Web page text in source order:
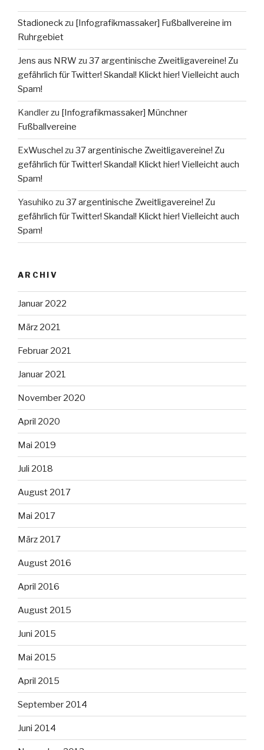
Stadioneckzu [Infografikmassaker] Fußballvereine im
Ruhrgebiet
Jens aus NRW zu 37 argentinische Zweitligavereine! Zu
gefährlich für Twitter! Skandal! Klickt hier! Vielleicht auch
Spam!
Kandlerzu [Infografikmassaker] Münchner
Fußballvereine
ExWuschel zu 37 argentinische Zweitligavereine! Zu
gefährlich für Twitter! Skandal! Klickt hier! Vielleicht auch
Spam!
Yasuhiko zu 37 argentinische Zweitligavereine! Zu
gefährlich für Twitter! Skandal! Klickt hier! Vielleicht auch
Spam!
ARCHIV
Januar 2022
März 2021
Februar 2021
Januar 2021
November 2020
April 2020
Mai 2019
Juli 2018
August 2017
Mai 2017
März 2017
August 2016
April 2016
August 2015
Juni 2015
Mai 2015
April 2015
September 2014
Juni 2014